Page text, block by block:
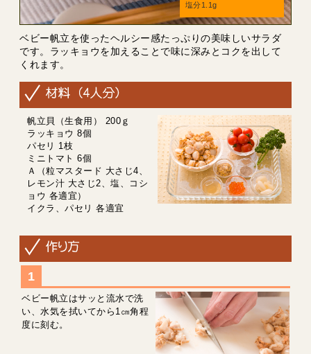
塩分1.1g
ベビー帆立を使ったヘルシー感たっぷりの美味しいサラダ
です。ラッキョウを加えることで味に深みとコクを出して
くれます。
帆立貝（生食用） 200ｇ
ラッキョウ 8個
パセリ 1枝
ミニトマト 6個
Ａ（粒マスタード 大さじ4、
レモン汁 大さじ2、塩、コシ
ョウ 各適宜）
イクラ、パセリ 各適宜
ベビー帆立はサッと流水で洗
い、水気を拭いてから1㎝角程
度に刻む。